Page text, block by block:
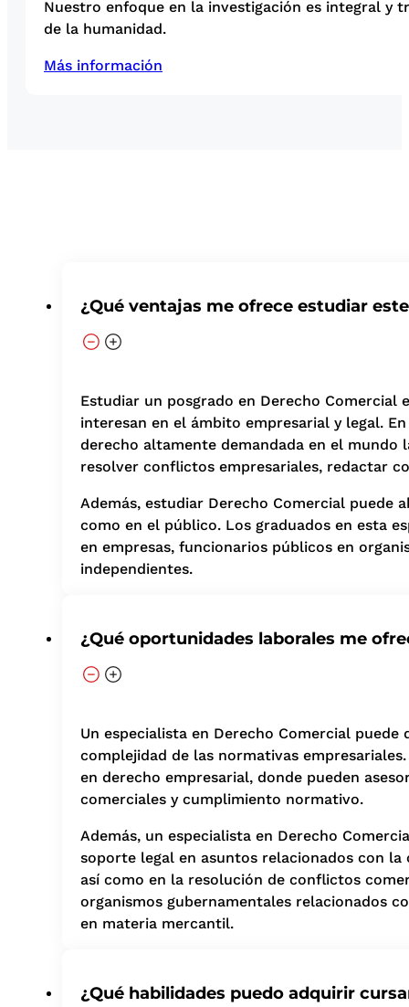
Nuestro enfoque en la investigación es integral y
de la humanidad.
Más información
¿Qué ventajas me ofrece estudiar
Estudiar un posgrado en Derecho
interesan en el ámbito empresarial y legal.
derecho altamente demandada en el mundo
resolver conflictos empresariales, redactar
Además, estudiar Derecho Comercial
como en el público. Los graduados en esta
en empresas, funcionarios públicos en
independientes.
¿Qué oportunidades laborales me
Un especialista en Derecho Comercial
complejidad de las normativas
en derecho empresarial, donde pueden
comerciales y cumplimiento normativo.
Además, un especialista en Derecho
soporte legal en asuntos relacionados con
así como en la resolución de conflictos
organismos gubernamentales relacionados
en materia mercantil.
¿Qué habilidades puedo adquirir